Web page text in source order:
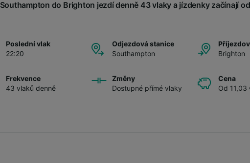
Southampton do Brighton jezdí denně 43 vlaky a jízdenky začínají
Poslední vlak
22:20
Odjezdová stanice
Southampton
Brighton
Frekvence
43 vlaků denně
Změny
Dostupné přímé vlaky
Cena
Od 11,03